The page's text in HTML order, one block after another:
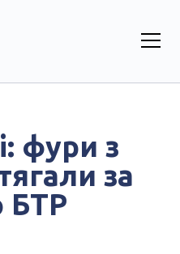
фури з
за
БТР